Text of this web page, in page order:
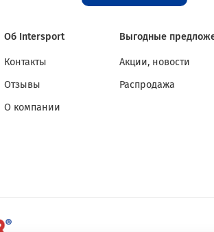
Об Intersport
Контакты
Отзывы
О компании
Выгодные
Акции, новости
Распродажа